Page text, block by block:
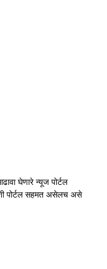
घेणारे न्यूज पोर्टल
पोर्टल सहमत असेलच असे